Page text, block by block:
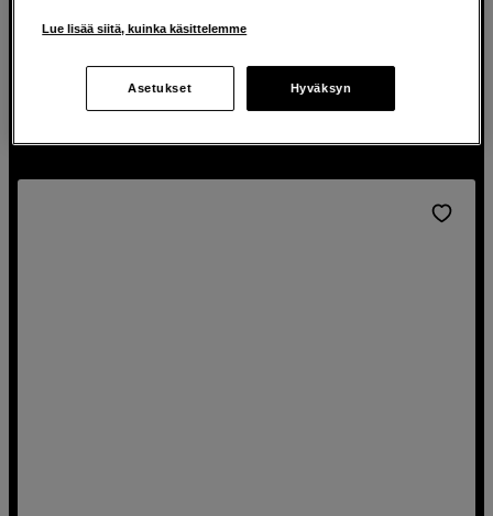
EUR
Lue lisää siitä, kuinka käsittelemme
Asetukset Hyväksyn